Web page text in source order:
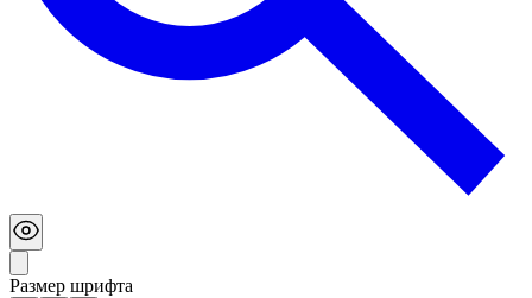
Размер шрифта